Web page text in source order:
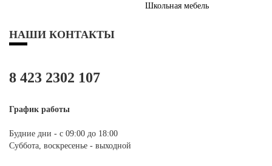
Школьная мебель
НАШИ КОНТАКТЫ
8 423 2302 107
График работы
Будние дни - с 09:00 до 18:00
Суббота, воскресенье - выходной